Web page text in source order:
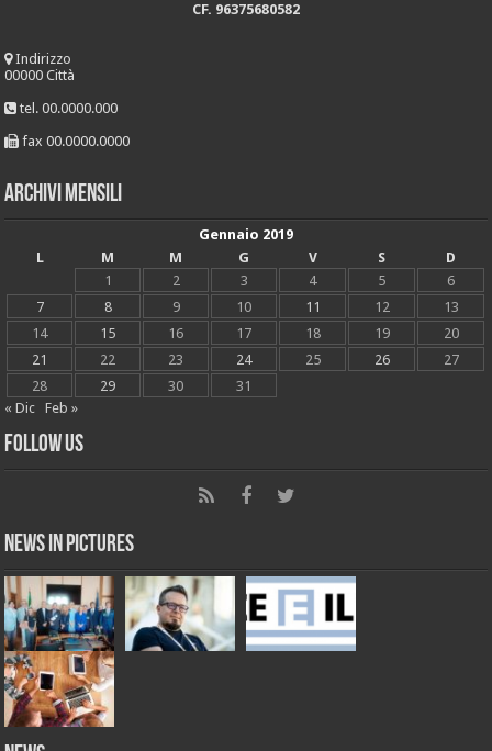
CF. 96375680582
Indirizzo
00000 Città
tel. 00.0000.000
fax 00.0000.0000
Archivi mensili
Gennaio 2019
L
M M G V S
D
1
2 3 4 5
6
7
8 9 10 11 12
13
14
15 16 17 18 19
20
21
22 23 24 25 26
27
28
29 30
31
« Dic
Feb »
Follow Us
News in Pictures